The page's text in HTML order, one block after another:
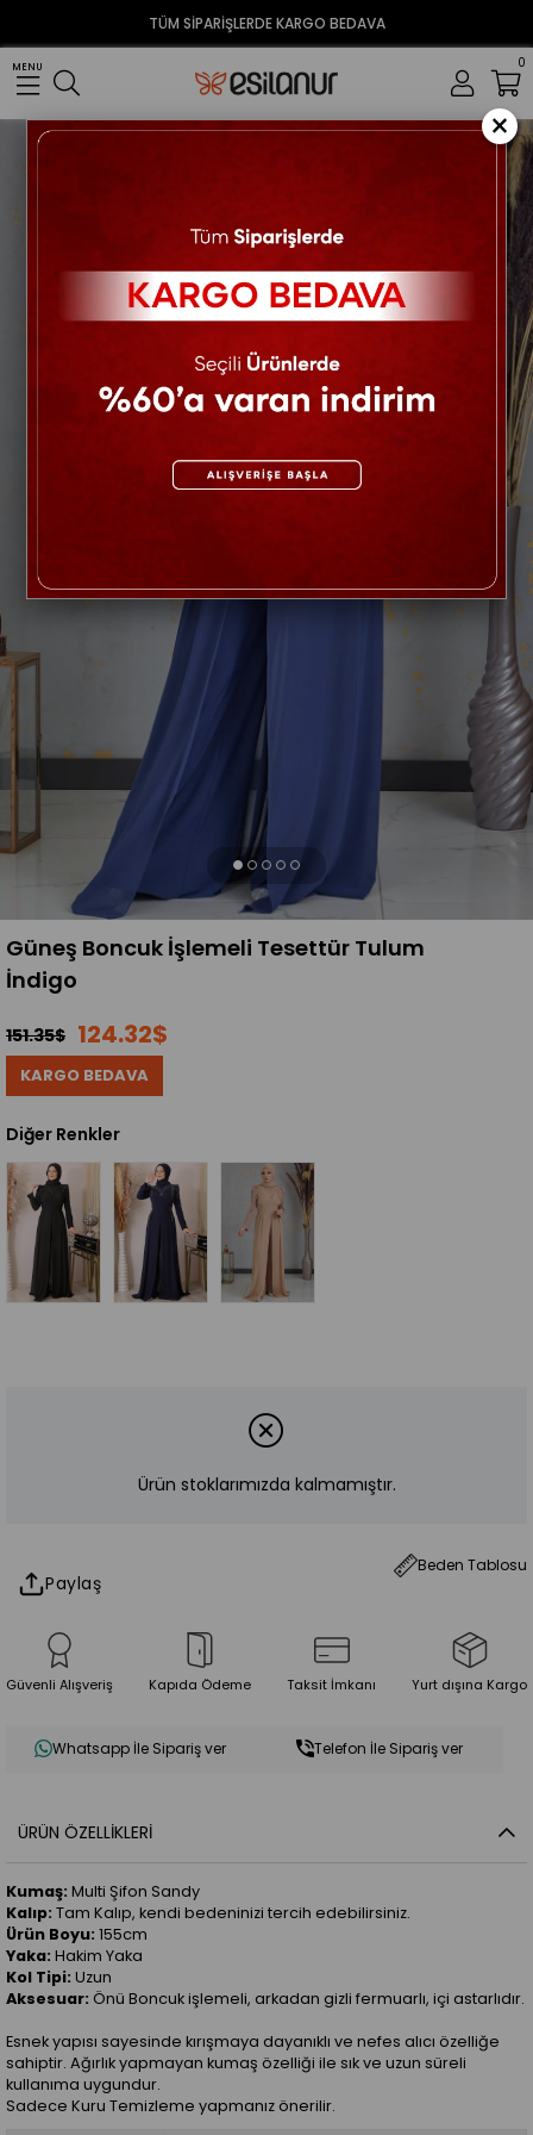
TÜM SİPARİŞLERDE KARGO BEDAVA
MENU 0
Güneş Boncuk İşlemeli Tesettür Tulum
İndigo
151.35$ 124.32$
KARGO BEDAVA
Diğer Renkler
Ürün stoklarımızda kalmamıştır.
Beden Tablosu
Paylaş
Güvenli Alışveriş Kapıda Ödeme Taksit İmkanı Yurt dışına Kargo
Whatsapp İle Sipariş ver Telefon İle Sipariş ver
ÜRÜN ÖZELLIKLERI
Kumaş: Multi Şifon Sandy
Kalıp: Tam Kalıp, kendi bedeninizi tercih edebilirsiniz.
Ürün Boyu: 155cm
Yaka: Hakim Yaka
Kol Tipi: Uzun
Aksesuar: Önü Boncuk işlemeli, arkadan gizli fermuarlı, içi astarlıdır.
Esnek yapısı sayesinde kırışmaya dayanıklı ve nefes alıcı özelliğe
sahiptir. Ağırlık yapmayan kumaş özelliği ile sık ve uzun süreli
kullanıma uygundur.
Sadece Kuru Temizleme yapmanız önerilir.
×